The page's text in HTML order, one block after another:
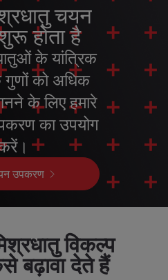
चयन
होता है
के यांत्रिक
को अधिक
के लिए हमारे
का उपयोग
उपकरण
विकल्प
बढ़ावा देते हैं